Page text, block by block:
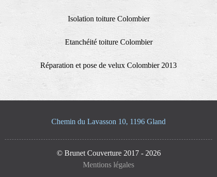
Isolation toiture Colombier
Etanchéité toiture Colombier
Réparation et pose de velux Colombier 2013
Chemin du Lavasson 10, 1196 Gland
© Brunet Couverture 2017 - 2026
Mentions légales